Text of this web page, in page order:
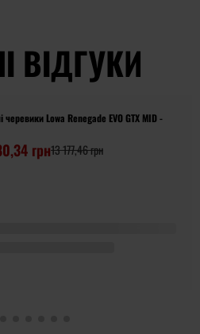
ВІДГУКИ
черевики Lowa Renegade EVO GTX MID -
грн13 177,46 грн